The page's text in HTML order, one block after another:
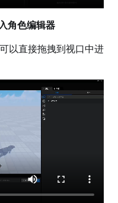
角色编辑器
以直接拖拽到视口中进